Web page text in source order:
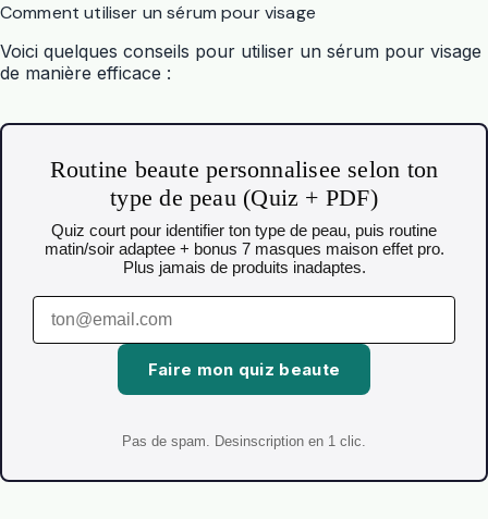
Comment utiliser un sérum pour visage
Voici quelques conseils pour utiliser un sérum pour visage
de manière efficace :
Routine beaute personnalisee selon ton
type de peau (Quiz + PDF)
Quiz court pour identifier ton type de peau, puis routine
matin/soir adaptee + bonus 7 masques maison effet pro.
Plus jamais de produits inadaptes.
Faire mon quiz beaute
Pas de spam. Desinscription en 1 clic.